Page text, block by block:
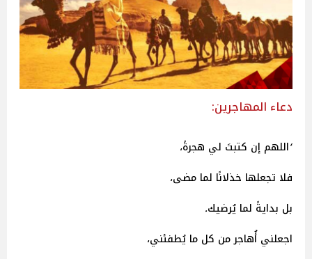
دعاء المهاجرين:
“اللهم إن كتبتَ لي هجرةً،
فلا تجعلها خذلانًا لما مضى،
بل بدايةً لما يُرضيك.
اجعلني أُهاجرمن كل ما يُطفئني،